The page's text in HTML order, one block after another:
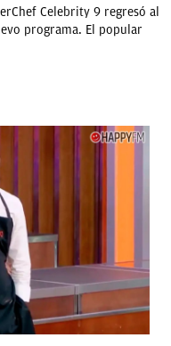
Celebrity 9 regresó al
programa. El popular